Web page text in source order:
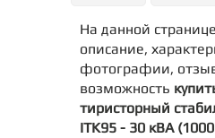
На данной
описание,
фотографии,
возможность
тиристорный
ITK95 - 30 кВА